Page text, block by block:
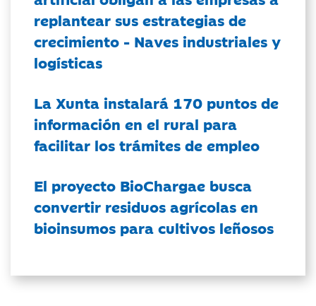
replantear sus estrategias de
crecimiento - Naves industriales y
logísticas
La Xunta instalará 170 puntos de
información en el rural para
facilitar los trámites de empleo
El proyecto BioChargae busca
convertir residuos agrícolas en
bioinsumos para cultivos leñosos